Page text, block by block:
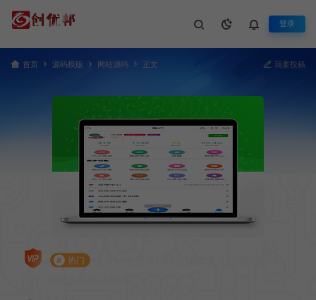
登录
首页 源码模版 网站源码 正文 我要投稿
# 热门